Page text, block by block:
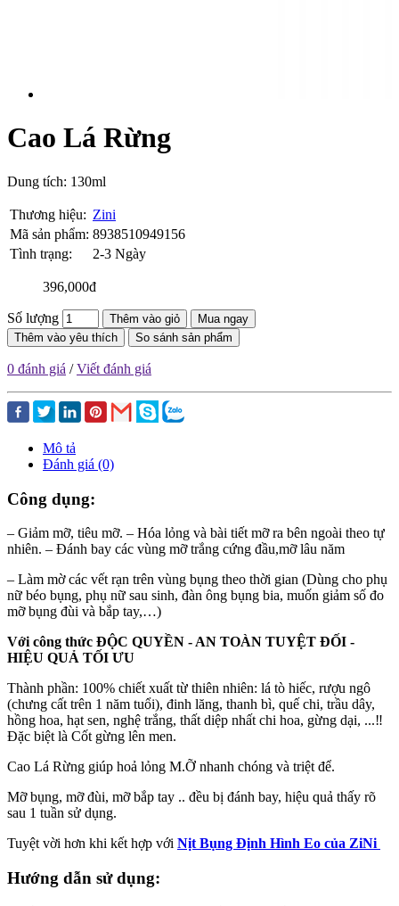
Cao Lá Rừng
Dung tích: 130ml
Thương hiệu: Zini
Mã sản phẩm: 8938510949156
Tình trạng:
2-3 Ngày
396,000đ
Số lượng Thêm vào giỏ
Mua ngay
Thêm vào yêu thích
So sánh sản phẩm
0 đánh giá /Viết đánh giá
Mô tả
Đánh giá (0)
Công dụng:
– Giảm mỡ, tiêu mỡ. – Hóa lỏng và bài tiết mỡ ra bên ngoài theo tự
nhiên. – Đánh bay các vùng mỡ trắng cứng đầu,mỡ lâu năm
– Làm mờ các vết rạn trên vùng bụng theo thời gian (Dùng cho phụ
nữ béo bụng, phụ nữ sau sinh, đàn ông bụng bia, muốn giảm số đo
mỡ bụng đùi và bắp tay,…)
Với công thức ĐỘC QUYỀN - AN TOÀN TUYỆT ĐỐI -
HIỆU QUẢ TỐI ƯU
Thành phần: 100% chiết xuất từ thiên nhiên: lá tò hiếc, rượu ngô
(chưng cất trên 1 năm tuổi), đinh lăng, thanh bì, quế chi, trầu dây,
hồng hoa, hạt sen, nghệ trắng, thất diệp nhất chi hoa, gừng dại, ...‼️
Đặc biệt là Cốt gừng lên men.
Cao Lá Rừng giúp hoả lỏng M.Ỡ nhanh chóng và triệt để.
Mỡ bụng, mỡ đùi, mỡ bắp tay .. đều bị đánh bay, hiệu quả thấy rõ
sau 1 tuần sử dụng.
Tuyệt vời hơn khi kết hợp với Nịt Bụng Định Hình Eo của ZiNi
Hướng dẫn sử dụng: